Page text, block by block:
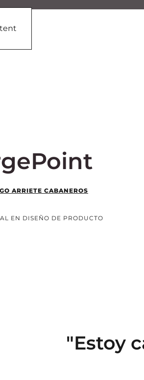
ARRIETE CABANEROS
EN DISEÑO DE PRODUCTO
"Estoy